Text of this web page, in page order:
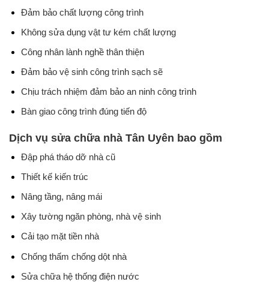
Đảm bảo chất lượng công trình
Không sửa dụng vật tư kém chất lượng
Công nhân lành nghề thân thiện
Đảm bảo vệ sinh công trình sạch sẽ
Chịu trách nhiệm đảm bảo an ninh công trình
Bàn giao công trình đúng tiến độ
Dịch vụ sửa chữa nhà Tân Uyên bao gồm
Đập phá tháo dỡ nhà cũ
Thiết kế kiến trúc
Nâng tầng, nâng mái
Xây tường ngăn phòng, nhà vệ sinh
Cải tạo mặt tiền nhà
Chống thấm chống dột nhà
Sửa chữa hệ thống điện nước